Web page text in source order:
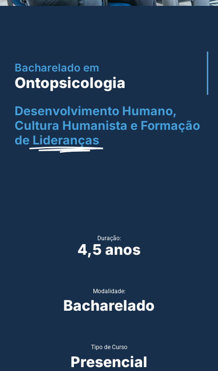
Bacharelado em
Ontopsicologia
Desenvolvimento Humano,
Cultura Humanista e Formação
de Lideranças
Duração:
4,5 anos
Modalidade:
Bacharelado
Tipo de Curso
Presencial